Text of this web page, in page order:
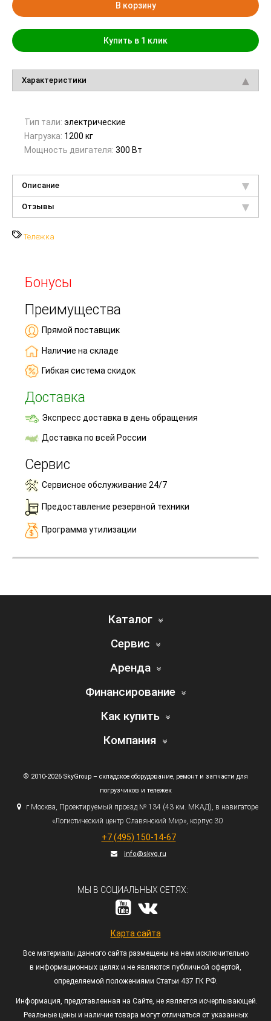
В корзину
Купить в 1 клик
Характеристики
Тип тали: электрические
Нагрузка: 1200 кг
Мощность двигателя: 300 Вт
Описание
Отзывы
Тележка
Бонусы
Преимущества
Прямой поставщик
Наличие на складе
Гибкая система скидок
Доставка
Экспресс доставка в день обращения
Доставка по всей России
Сервис
Сервисное обслуживание 24/7
Предоставление резервной техники
Программа утилизации
Каталог
Сервис
Аренда
Финансирование
Как купить
Компания
© 2010-2026 SkyGroup – складское оборудование, ремонт и запчасти для
погрузчиков и тележек
г. Москва, Проектируемый проезд № 134 (43км. МКАД), в навигаторе
«Логистический центр Славянский Мир», корпус 30
+7 (495) 150-14-67
info@skyg.ru
МЫ В СОЦИАЛЬНЫХ СЕТЯХ:
Карта сайта
Все материалы данного сайта размещены на нем исключительно
в информационных целях и не являются публичной офертой,
определяемой положениями Статьи 437 ГК РФ.
Информация, представленная на Сайте, не является исчерпывающей.
Реальные цены и наличие товара могут отличаться от указанных